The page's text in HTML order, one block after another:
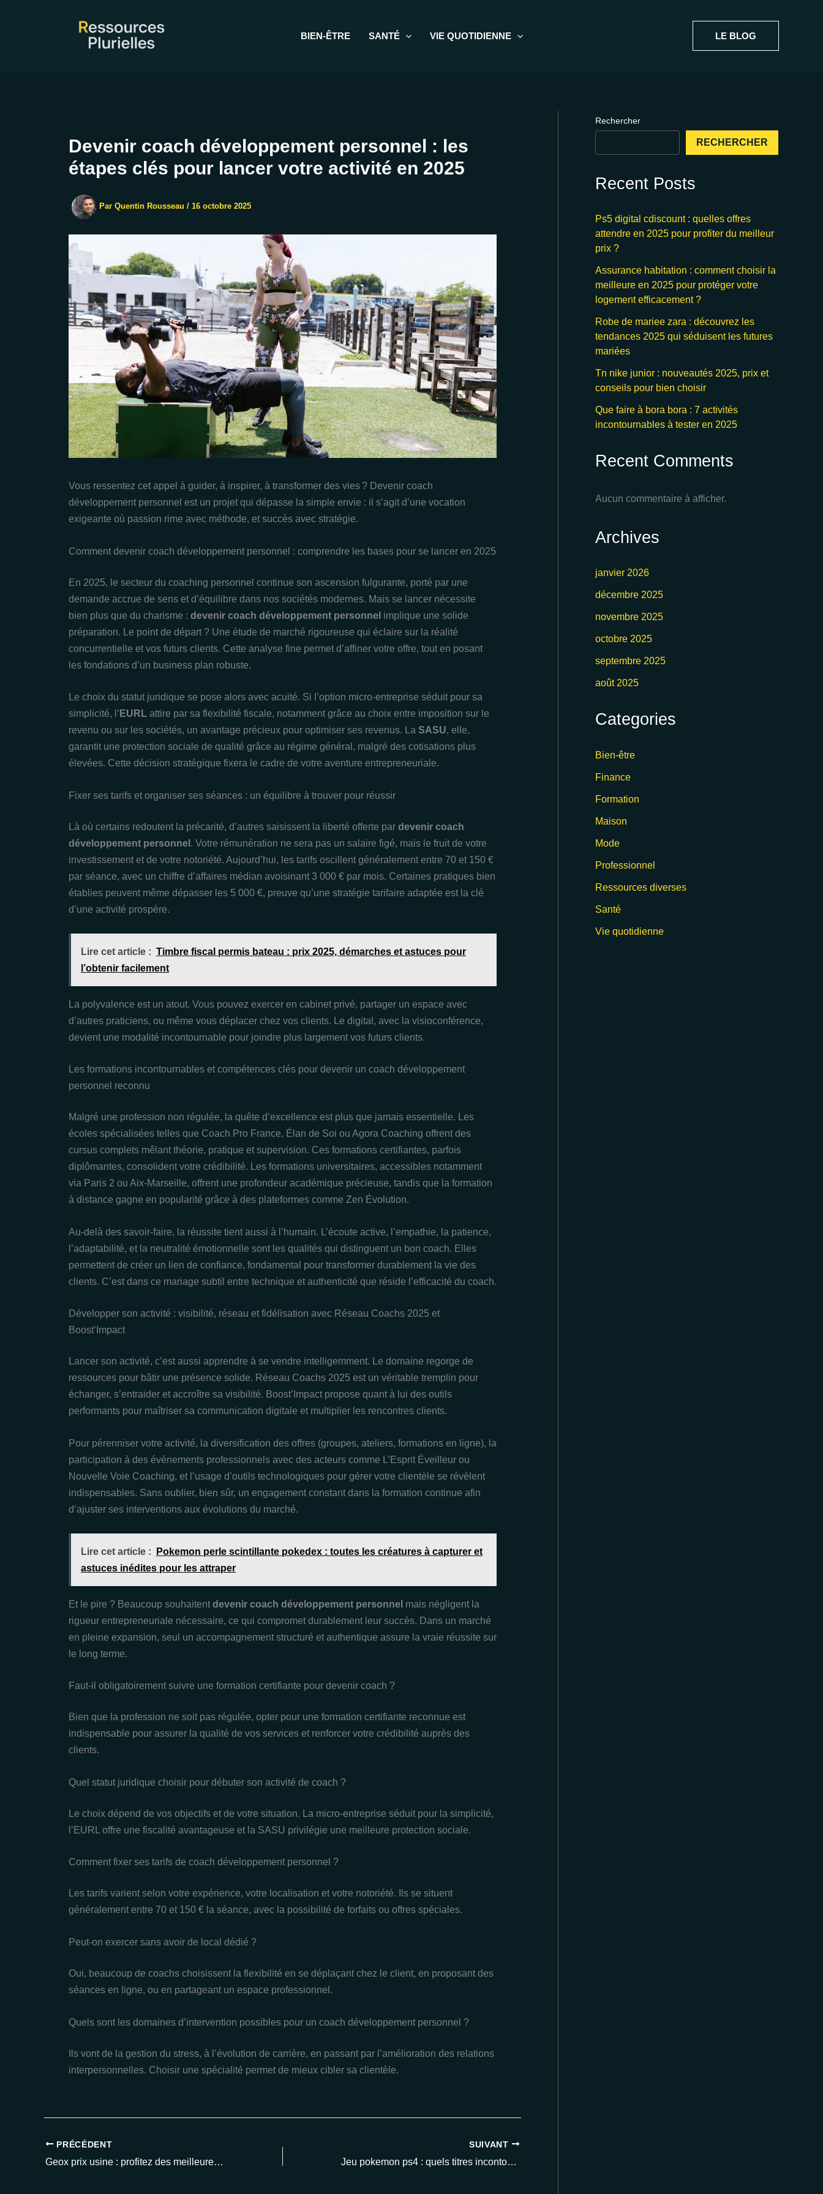
BIEN-ÊTRE SANTÉ VIE QUOTIDIENNE LE BLOG
Devenir coach développement personnel : les
étapes clés pour lancer votre activité en 2025
Par Quentin Rousseau / 16 octobre 2025
Vous ressentez cet appel à guider, à inspirer, à transformer des vies ? Devenir coach
développement personnel est un projet qui dépasse la simple envie : il s’agit d’une vocation
exigeante où passion rime avec méthode, et succès avec stratégie.
Comment devenir coach développement personnel : comprendre les bases pour se lancer en 2025
En 2025, le secteur du coaching personnel continue son ascension fulgurante, porté par une
demande accrue de sens et d’équilibre dans nos sociétés modernes. Mais se lancer nécessite
bien plus que du charisme : devenir coach développement personnel implique une solide
préparation. Le point de départ ? Une étude de marché rigoureuse qui éclaire sur la réalité
concurrentielle et vos futurs clients. Cette analyse fine permet d’affiner votre offre, tout en posant
les fondations d’un business plan robuste.
Le choix du statut juridique se pose alors avec acuité. Si l’option micro-entreprise séduit pour sa
simplicité, l’ EURL attire par sa flexibilité fiscale, notamment grâce au choix entre imposition sur le
revenu ou sur les sociétés, un avantage précieux pour optimiser ses revenus. La SASU, elle,
garantit une protection sociale de qualité grâce au régime général, malgré des cotisations plus
élevées. Cette décision stratégique fixera le cadre de votre aventure entrepreneuriale.
Fixer ses tarifs et organiser ses séances : un équilibre à trouver pour réussir
Là où certains redoutent la précarité, d’autres saisissent la liberté offerte par devenir coach
développement personnel . Votre rémunération ne sera pas un salaire figé, mais le fruit de votre
investissement et de votre notoriété. Aujourd’hui, les tarifs oscillent généralement entre 70 et 150 €
par séance, avec un chiffre d’affaires médian avoisinant 3 000 € par mois. Certaines pratiques bien
établies peuvent même dépasser les 5 000 €, preuve qu’une stratégie tarifaire adaptée est la clé
d’une activité prospère.
Lire cet article : Timbre fiscal permis bateau : prix 2025, démarches et astuces pour
l’obtenir facilement
La polyvalence est un atout. Vous pouvez exercer en cabinet privé, partager un espace avec
d’autres praticiens, ou même vous déplacer chez vos clients. Le digital, avec la visioconférence,
devient une modalité incontournable pour joindre plus largement vos futurs clients.
Les formations incontournables et compétences clés pour devenir un coach développement
personnel reconnu
Malgré une profession non régulée, la quête d’excellence est plus que jamais essentielle. Les
écoles spécialisées telles que Coach Pro France, Élan de Soi ou Agora Coaching offrent des
cursus complets mêlant théorie, pratique et supervision. Ces formations certifiantes, parfois
diplômantes, consolident votre crédibilité. Les formations universitaires, accessibles notamment
via Paris 2 ou Aix-Marseille, offrent une profondeur académique précieuse, tandis que la formation
à distance gagne en popularité grâce à des plateformes comme Zen Évolution.
Au-delà des savoir-faire, la réussite tient aussi à l’humain. L’écoute active, l’empathie, la patience,
l’adaptabilité, et la neutralité émotionnelle sont les qualités qui distinguent un bon coach. Elles
permettent de créer un lien de confiance, fondamental pour transformer durablement la vie des
clients. C’est dans ce mariage subtil entre technique et authenticité que réside l’efficacité du coach.
Développer son activité : visibilité, réseau et fidélisation avec Réseau Coachs 2025 et
Boost’Impact
Lancer son activité, c’est aussi apprendre à se vendre intelligemment. Le domaine regorge de
ressources pour bâtir une présence solide. Réseau Coachs 2025 est un véritable tremplin pour
échanger, s’entraider et accroître sa visibilité. Boost’Impact propose quant à lui des outils
performants pour maîtriser sa communication digitale et multiplier les rencontres clients.
Pour pérenniser votre activité, la diversification des offres (groupes, ateliers, formations en ligne), la
participation à des événements professionnels avec des acteurs comme L’Esprit Éveilleur ou
Nouvelle Voie Coaching, et l’usage d’outils technologiques pour gérer votre clientèle se révèlent
indispensables. Sans oublier, bien sûr, un engagement constant dans la formation continue afin
d’ajuster ses interventions aux évolutions du marché.
Lire cet article :
Pokemon perle scintillante pokedex : toutes les créatures à capturer et
astuces inédites pour les attraper
Et le pire ? Beaucoup souhaitent devenir coach développement personnel mais négligent la
rigueur entrepreneuriale nécessaire, ce qui compromet durablement leur succès. Dans un marché
en pleine expansion, seul un accompagnement structuré et authentique assure la vraie réussite sur
le long terme.
Faut-il obligatoirement suivre une formation certifiante pour devenir coach ?
Bien que la profession ne soit pas régulée, opter pour une formation certifiante reconnue est
indispensable pour assurer la qualité de vos services et renforcer votre crédibilité auprès des
clients.
Quel statut juridique choisir pour débuter son activité de coach ?
Le choix dépend de vos objectifs et de votre situation. La micro-entreprise séduit pour la simplicité,
l’EURL offre une fiscalité avantageuse et la SASU privilégie une meilleure protection sociale.
Comment fixer ses tarifs de coach développement personnel ?
Les tarifs varient selon votre expérience, votre localisation et votre notoriété. Ils se situent
généralement entre 70 et 150 € la séance, avec la possibilité de forfaits ou offres spéciales.
Peut-on exercer sans avoir de local dédié ?
Oui, beaucoup de coachs choisissent la flexibilité en se déplaçant chez le client, en proposant des
séances en ligne, ou en partageant un espace professionnel.
Quels sont les domaines d’intervention possibles pour un coach développement personnel ?
Ils vont de la gestion du stress, à l’évolution de carrière, en passant par l’amélioration des relations
interpersonnelles. Choisir une spécialité permet de mieux cibler sa clientèle.
PRÉCÉDENT
Geox prix usine : profitez des meilleures offres 2025 sur les chaussures tendance
SUIVANT
Jeu pokemon ps4 : quels titres incontournables pour jouer à pokémon sur playstation en 2025 ?
Rechercher
RECHERCHER
Recent Posts
Ps5 digital cdiscount : quelles offres
attendre en 2025 pour profiter du meilleur
prix ?
Assurance habitation : comment choisir la
meilleure en 2025 pour protéger votre
logement efficacement ?
Robe de mariee zara : découvrez les
tendances 2025 qui séduisent les futures
mariées
Tn nike junior : nouveautés 2025, prix et
conseils pour bien choisir
Que faire à bora bora : 7 activités
incontournables à tester en 2025
Recent Comments
Aucun commentaire à afficher.
Archives
janvier 2026
décembre 2025
novembre 2025
octobre 2025
septembre 2025
août 2025
Categories
Bien-être
Finance
Formation
Maison
Mode
Professionnel
Ressources diverses
Santé
Vie quotidienne